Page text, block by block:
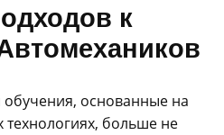
к
основанные на
технологиях, больше не